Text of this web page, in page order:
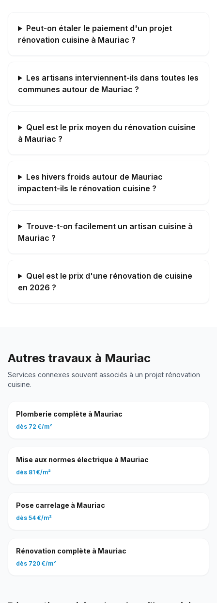
Peut-on étaler le paiement d'un projet
rénovation cuisine à Mauriac ?
Les artisans interviennent-ils dans toutes les
communes autour de Mauriac ?
Quel est le prix moyen du rénovation cuisine
à Mauriac ?
Les hivers froids autour de Mauriac
impactent-ils le rénovation cuisine ?
Trouve-t-on facilement un artisan cuisine à
Mauriac ?
Quel est le prix d'une rénovation de cuisine
en 2026 ?
Autres travaux à Mauriac
Services connexes souvent associés à un projet rénovation
cuisine.
Plomberie complète à Mauriac
dès 72 €/m²
Mise aux normes électrique à Mauriac
dès 81 €/m²
Pose carrelage à Mauriac
dès 54 €/m²
Rénovation complète à Mauriac
dès 720 €/m²